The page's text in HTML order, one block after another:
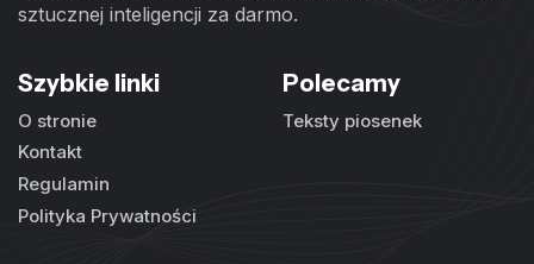
sztucznej inteligencji za darmo.
Szybkie linki
O stronie
Kontakt
Regulamin
Polityka Prywatności
Polecamy
Teksty piosenek